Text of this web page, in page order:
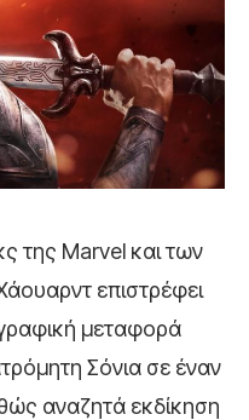
της Marvel και των
επιστρέφει
μεταφορά
Σόνια σε έναν
αναζητά εκδίκηση